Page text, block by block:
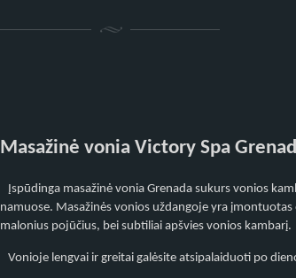
Masažinė vonia Victory Spa
Įspūdinga masažinė vonia Grenada sukurs vonios
namuose. Masažinės vonios uždangoje yra
malonius pojūčius, bei subtiliai apšvies vonios kambarį.
Vonioje lengvai ir greitai galėsite atsipalaiduoti po